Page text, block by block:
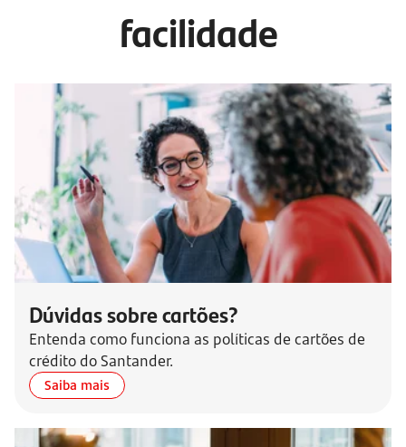
facilidade
Dúvidas sobre cartões?
Entenda como funciona as políticas de cartões de
crédito do Santander.
Saiba mais